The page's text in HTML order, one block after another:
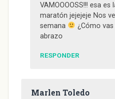
VAMOOOOSS!!! esa
maratón jejejeje Nos
semana
¿Cómo
abrazo
RESPONDER
Marlen Toledo